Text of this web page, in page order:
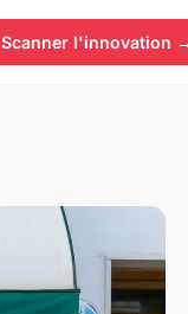
Scanner l'innovation →